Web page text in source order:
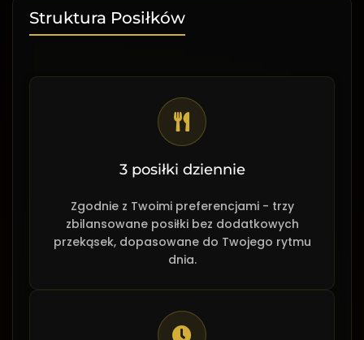
Struktura Posiłków
3 posiłki dziennie
Zgodnie z Twoimi preferencjami - trzy
zbilansowane posiłki bez dodatkowych
przekąsek, dopasowane do Twojego rytmu
dnia.